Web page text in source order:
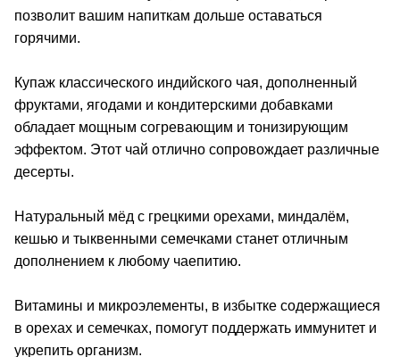
позволит вашим напиткам дольше оставаться
горячими.
Купаж классического индийского чая, дополненный
фруктами, ягодами и кондитерскими добавками
обладает мощным согревающим и тонизирующим
эффектом. Этот чай отлично сопровождает различные
десерты.
Натуральный мёд с грецкими орехами, миндалём,
кешью и тыквенными семечками станет отличным
дополнением к любому чаепитию.
Витамины и микроэлементы, в избытке содержащиеся
в орехах и семечках, помогут поддержать иммунитет и
укрепить организм.